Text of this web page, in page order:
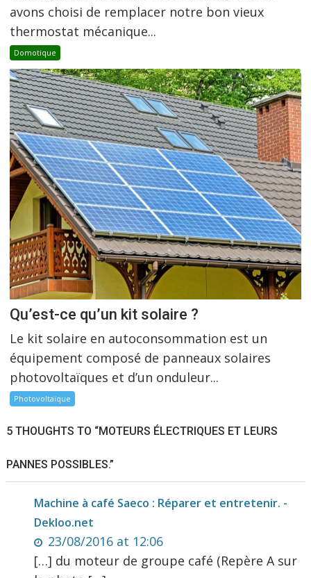
avons choisi de remplacer notre bon vieux
thermostat mécanique...
Domotique
Qu’est-ce qu’un kit solaire ?
Le kit solaire en autoconsommation est un
équipement composé de panneaux solaires
photovoltaïques et d’un onduleur...
Photovoltaïque
5 THOUGHTS TO “MOTEURS ÉLECTRIQUES ET LEURS
PANNES POSSIBLES.”
Machine à café Saeco : Réparer et entretenir. -
Dekloo.net
23/08/2016 at 12:06
[…] du moteur de groupe café (Repère A sur